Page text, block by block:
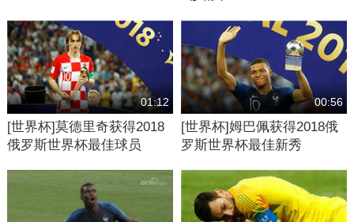
01:12
[世界杯]莫德里奇获得2018
俄罗斯世界杯最佳球员
00:56
[世界杯]姆巴佩获得2018俄
罗斯世界杯最佳新秀